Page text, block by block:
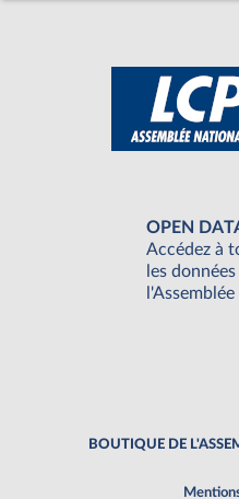
OPEN
Accédez à
les
BOUTIQUE DE